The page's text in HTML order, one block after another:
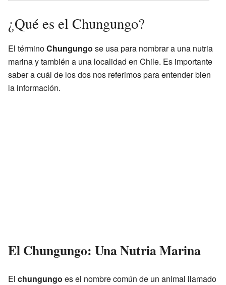
¿Qué es el Chungungo?
El términoChungungo se usa para nombrar a una nutria
marina y también a una localidad en Chile. Es importante
saber a cuál de los dos nos referimos para entender bien
la información.
El Chungungo: Una Nutria Marina
El chungungo es el nombre común de un animal llamado